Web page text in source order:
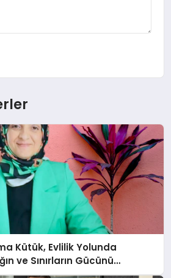
Kütük, Evlilik Yolunda
ve Sınırların Gücünü